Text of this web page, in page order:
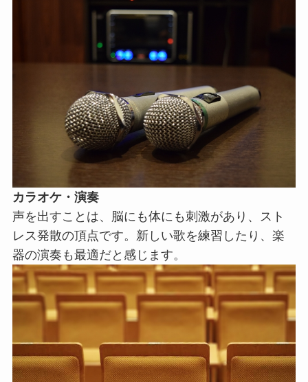
カラオケ・演奏
声を出すことは、脳にも体にも刺激があり、スト
レス発散の頂点です。新しい歌を練習したり、楽
器の演奏も最適だと感じます。